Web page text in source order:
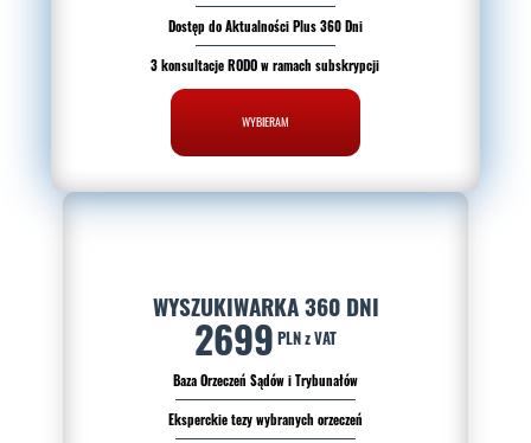
Dostęp do Aktualności Plus 360 Dni
3 konsultacje RODO w ramach subskrypcji
WYBIERAM
WYSZUKIWARKA 360 DNI
2699 PLN z VAT
Baza Orzeczeń Sądów i Trybunałów
Eksperckie tezy wybranych orzeczeń